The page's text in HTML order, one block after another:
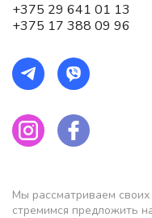
+375 29 641 01 13
+375 17 388 09 96
Мы рассматриваем
стремимся предложить